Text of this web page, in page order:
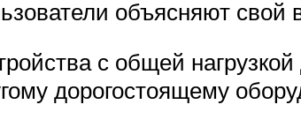
объясняют свой
с общей
дорогостоящему